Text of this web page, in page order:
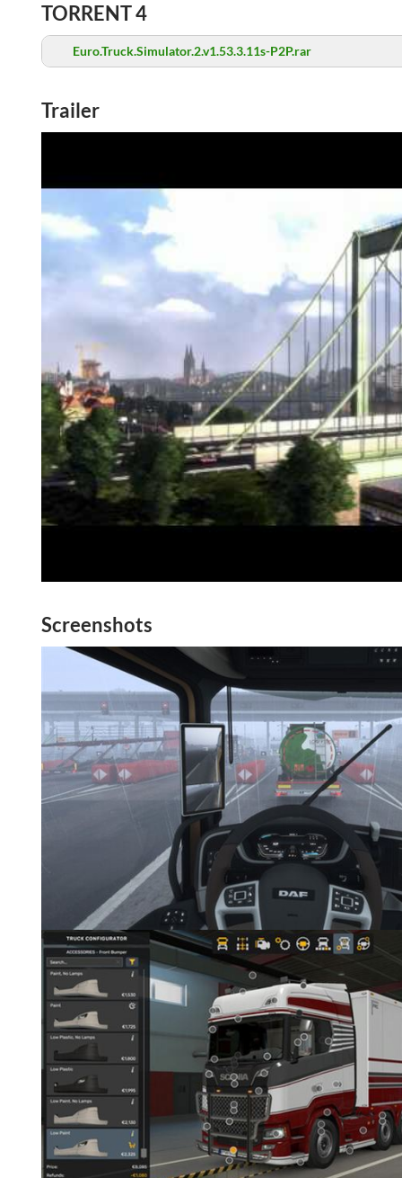
TORRENT 4
Euro.Truck.Simulator.2.v1.53.3.11s-P2P.rar
Trailer
Screenshots